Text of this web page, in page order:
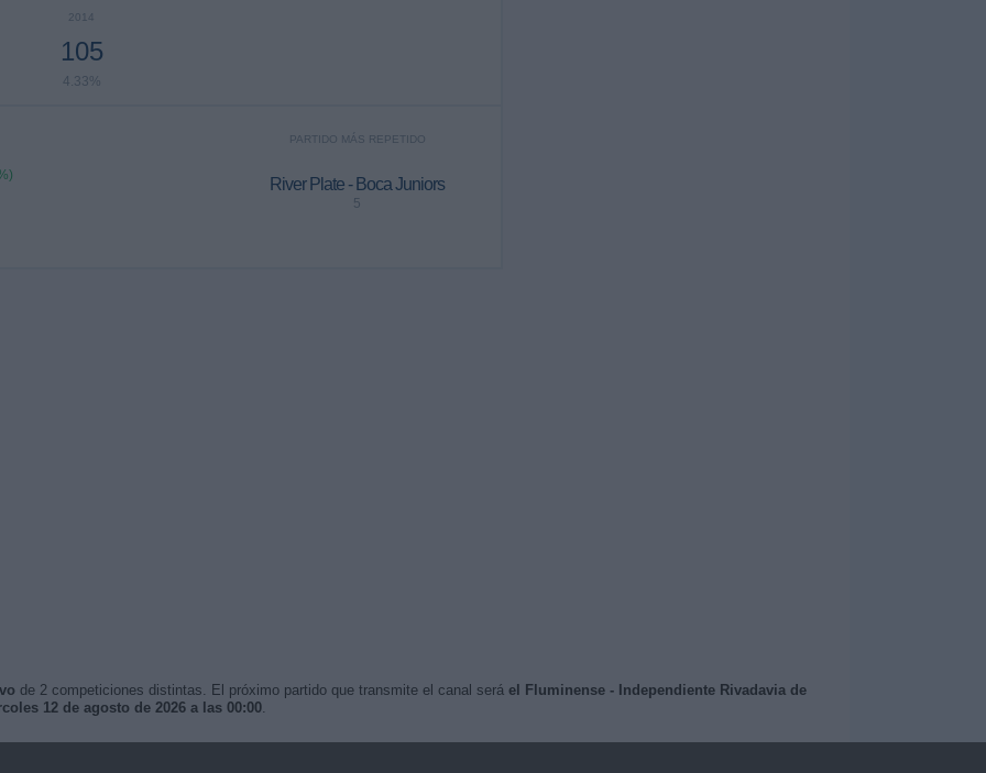
2014
105
4.33%
PARTIDO MÁS REPETIDO
River Plate - Boca Juniors
5
de 2 competiciones distintas. El próximo partido que transmite el canal será el Fluminense - Independiente Rivadavia de
12 de agosto de 2026 a las 00:00.